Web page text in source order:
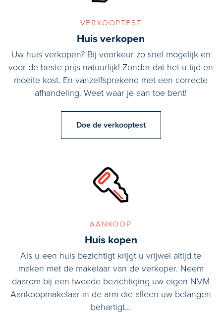
verkooptest
Huis verkopen
Uw huis verkopen? Bij voorkeur zo snel mogelijk en
voor de beste prijs natuurlijk! Zonder dat het u tijd en
moeite kost. En vanzelfsprekend met een correcte
afhandeling. Weet waar je aan toe bent!
Doe de verkooptest
aankoop
Huis kopen
Als u een huis bezichtigt krijgt u vrijwel altijd te
maken met de makelaar van de verkoper. Neem
daarom bij een tweede bezichtiging uw eigen NVM
Aankoopmakelaar in de arm die alleen uw belangen
behartigt...